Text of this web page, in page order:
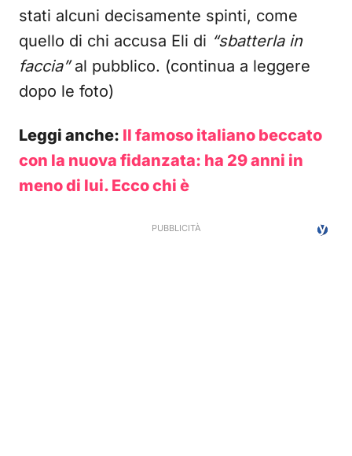
stati alcuni decisamente spinti, come
quello di chi accusa Eli di “sbatterla in
faccia”al pubblico. (continua a leggere
dopo le foto)
Leggi anche: Il famoso italiano beccato
con la nuova fidanzata: ha 29 anni in
meno di lui. Ecco chi è